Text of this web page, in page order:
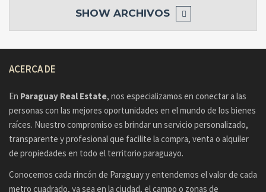
SHOW ARCHIVOS
ACERCA DE
En Paraguay Real Estate, nos especializamos en conectar a las
personas con las mejores oportunidades en el mundo de los bienes
raíces. Nuestro compromiso es brindar un servicio personalizado,
transparente y profesional que facilite la compra, venta o alquiler
de propiedades en todo el territorio paraguayo.
Conocemos cada rincón de Paraguay y entendemos el valor de cada
metro cuadrado, ya sea en la ciudad, el campo o zonas de